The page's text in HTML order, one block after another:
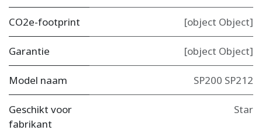
CO2e-footprint [object Object]
Garantie [object Object]
Model naam SP200 SP212
Geschikt voor
fabrikant
Star